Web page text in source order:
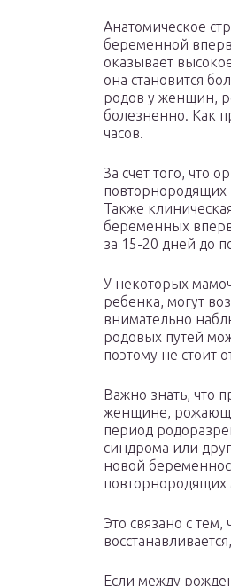
Анатомическое
беременной
оказывает
она становится
родов у женщин,
болезненно. Как
часов.
За счет того, что
Также
беременных
за 15-20 дней до
У некоторых
ребенка, могут
внимательно
родовых путей
поэтому не стоит
Важно знать, что
женщине,
период
синдрома или
новой
повторнородящих
Это связано с
Если между